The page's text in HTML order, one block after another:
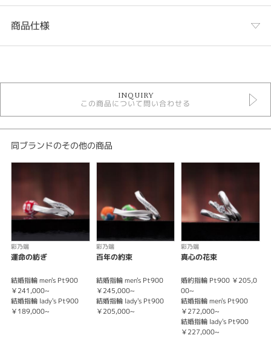
商品仕様
結婚指輪
性別
IRONOHA〈イロノハ〉永遠の恋文
Eternal love letter
あなたの心を読み返す
わたしの心を読み返す
薬指に読み返すたび
ふたりは繰り返し恋に落ちるの
INQUIRY
この商品について問い合わせる
同ブランドのその他の商品
彩乃端
運命の紡ぎ
結婚指輪 men's Pt900
￥241,000~
結婚指輪 lady's Pt900
￥189,000~
彩乃端
百年の約束
結婚指輪 men's Pt900
￥245,000~
結婚指輪 lady's Pt900
￥205,000~
彩乃端
真心の花束
婚約指輪 Pt900 ￥205,0
00~
結婚指輪 men's Pt900
￥272,000~
結婚指輪 lady's Pt900
￥227,000~